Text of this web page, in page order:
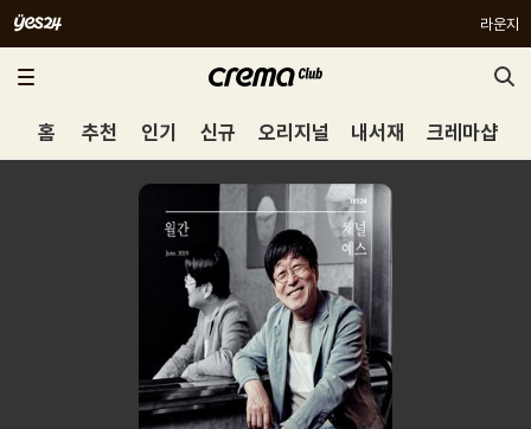
라운지
홈 추천 인기 신규 오리지널 내서재 크레마샵